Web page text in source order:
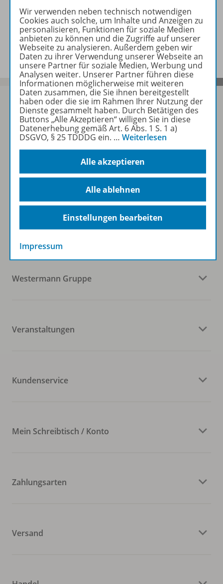
Planungshilfen zu folgenden
Werken
Sofort profitieren
Zum Newsletter anmelden
Folgen Sie uns auf Social Media
Westermann Gruppe
Veranstaltungen
Kundenservice
Mein Schreibtisch / Konto
Zahlungsarten
Versand
Wir verwenden neben technisch notwendigen
Cookies auch solche, um Inhalte und Anzeigen zu
personalisieren, Funktionen für soziale Medien
anbieten zu können und die Zugriffe auf unserer
Webseite zu analysieren. Außerdem geben wir
Daten zu ihrer Verwendung unserer Webseite an
unsere Partner für soziale Medien, Werbung und
Analysen weiter. Unserer Partner führen diese
Informationen möglicherweise mit weiteren
Daten zusammen, die Sie ihnen bereitgestellt
haben oder die sie im Rahmen Ihrer Nutzung der
Dienste gesammelt haben. Durch Betätigen des
Buttons „Alle Akzeptieren“ willigen Sie in diese
Datenerhebung gemäß Art. 6 Abs. 1 S. 1 a)
DSGVO, § 25 TDDDG ein. … Weiterlesen
Alle akzeptieren
Alle ablehnen
Einstellungen bearbeiten
Impressum